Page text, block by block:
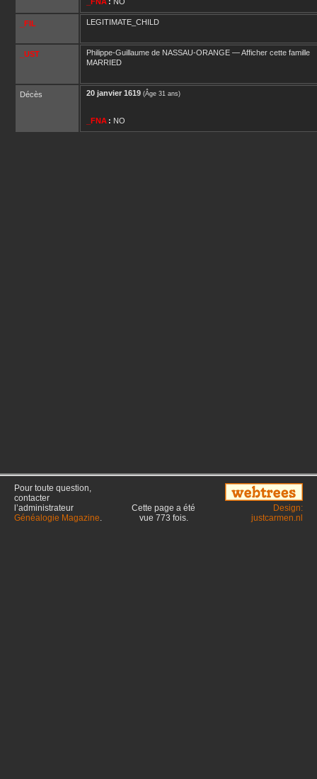
_FIL LEGITIMATE_CHILD
_UST Philippe-Guillaume de NASSAU-ORANGE —Afficher cette famille
MARRIED
Décès 20 janvier 1619 (Âge 31 ans)
_FNA : NO
Pour toute question,
contacter
l’administrateur
Généalogie Magazine.
Cette page a été
vue 773 fois.
Design:
justcarmen.nl